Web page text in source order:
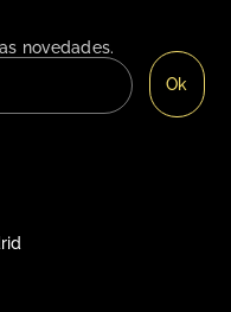
novedades.